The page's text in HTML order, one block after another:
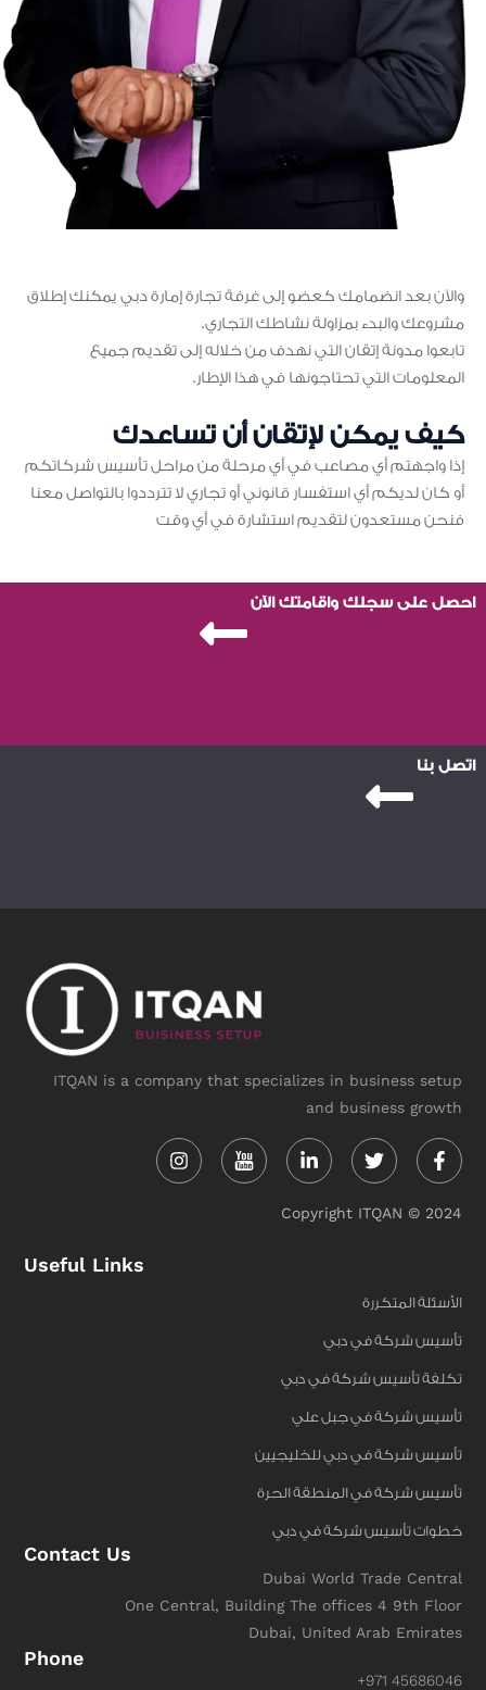
والآن بعد انضمامك كعضو إلى غرفة تجارة إمارة دبي يمكنك إطلاق
مشروعك والبدء بمزاولة نشاطك التجاري.
تابعوا مدونة إتقان التي نهدف من خلاله إلى تقديم جميع
المعلومات التي تحتاجونها في هذا الإطار.
كيف يمكن لإتقان أن تساعدك
إذا واجهتم أي مصاعب في أي مرحلة من مراحل تأسيس شركاتكم
أو كان لديكم أي استفسار قانوني أو تجاري لا تترددوا بالتواصل معنا
فنحن مستعدون لتقديم استشارة في أي وقت
احصل على سجلك واقامتك الآن
اتصل بنا
ITQAN is a company that specializes in business setup
and business growth
in f
Copyright ITQAN © 2024
Useful Links
الأسئلة المتكررة
تأسيس شركة في دبي
تكلفة تأسيس شركة في دبي
تأسيس شركة في جبل علي
تأسيس شركة في دبي للخليجيين
تأسيس شركة في المنطقة الحرة
خطوات تأسيس شركة في دبي
Contact Us
Dubai World Trade Central
One Central, Building The offices 4 9th Floor
Dubai, United Arab Emirates
Phone
+971 45686046